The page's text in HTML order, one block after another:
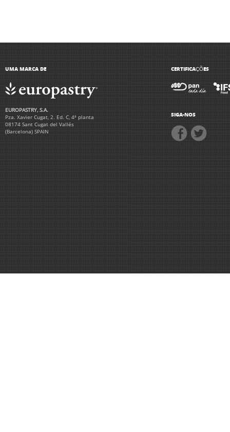
UMA MARCA DE
EUROPASTRY, S.A.
Pza. Xavier Cugat, 2. Ed. C, 4ª planta
08174 Sant Cugat del Vallés
(Barcelona) SPAIN
CERTIFICAÇÕES
SIGA-NOS